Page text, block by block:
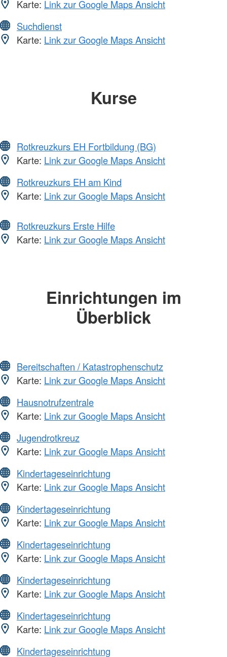
Karte: Link zur Google Maps Ansicht
Suchdienst
Karte: Link zur Google Maps Ansicht
Kurse
Rotkreuzkurs EH Fortbildung (BG)
Karte: Link zur Google Maps Ansicht
Rotkreuzkurs EH am Kind
Karte: Link zur Google Maps Ansicht
Rotkreuzkurs Erste Hilfe
Karte: Link zur Google Maps Ansicht
Einrichtungen im
Überblick
Bereitschaften / Katastrophenschutz
Karte: Link zur Google Maps Ansicht
Hausnotrufzentrale
Karte: Link zur Google Maps Ansicht
Jugendrotkreuz
Karte: Link zur Google Maps Ansicht
Kindertageseinrichtung
Karte: Link zur Google Maps Ansicht
Kindertageseinrichtung
Karte: Link zur Google Maps Ansicht
Kindertageseinrichtung
Karte: Link zur Google Maps Ansicht
Kindertageseinrichtung
Karte: Link zur Google Maps Ansicht
Kindertageseinrichtung
Karte: Link zur Google Maps Ansicht
Kindertageseinrichtung